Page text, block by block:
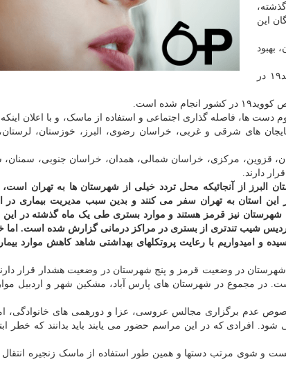
۲۴ ساعت گذشته،
این
نفر از بیماران، بهبود
وی همین طور اضافه کرد: ۳۸۱۹ نفر از بیماران مبتلا به کووید۱۹ در
های شرقی و غربی، خراسان رضوی، البرز، خوزستان،
قزوین، مرکزی، خراسان شمالی، همدان، خراسان جنوبی، سمنان،
دارند.
البرز از آنجائیکه محل تردد خیلی از شهرستان ها به تهران است،
سفر
می کنند و بدین سبب مدیریت بیماری در
شیب تندتری از بستری در مراکز درمانی گزارش شده است. اما
استفاده مردم این استان از ماسک به ۸۰ درصد رسیده و امیدواریم با رعایت پروتکلهای بهداشتی شاهد کاهش
شهرستان در وضعیت قرمز و پنج شهرستان در وضعیت هشدار قرار
در مجموع در شهرستان های پارس آباد، مشکین شهر و اردبیل
عدم برگزاری مجالس عروسی، عزا و دورهمی های خانوادگی،
افرادی که در این مراسم حضور می یابند باید بدانند که خطر
و شوی مرتب دستها و همین طور استفاده از ماسک زنجیره انتقال